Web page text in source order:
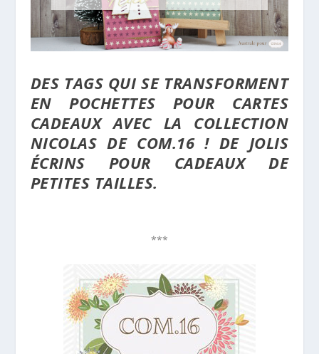
DES TAGS QUI SE TRANSFORMENT
EN POCHETTES POUR CARTES
CADEAUX AVEC LA COLLECTION
NICOLAS DE COM.16 ! DE JOLIS
ÉCRINS POUR CADEAUX DE
PETITES TAILLES.
***